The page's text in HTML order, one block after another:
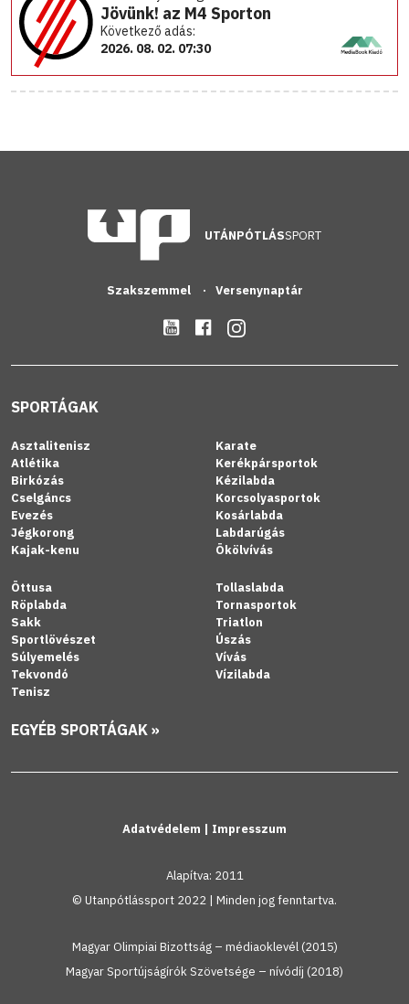
Jövünk! az M4 Sporton
Következő adás:
2026. 08. 02. 07:30
UTÁNPÓTLÁSSPORT
Szakszemmel Versenynaptár
SPORTÁGAK
Asztalitenisz
Atlétika
Birkózás
Cselgáncs
Evezés
Jégkorong
Kajak-kenu
Karate
Kerékpársportok
Kézilabda
Korcsolyasportok
Kosárlabda
Labdarúgás
Ökölvívás
Öttusa
Röplabda
Sakk
Sportlövészet
Súlyemelés
Tekvondó
Tenisz
Tollaslabda
Tornasportok
Triatlon
Úszás
Vívás
Vízilabda
EGYÉB SPORTÁGAK »
Adatvédelem | Impresszum
Alapítva: 2011
© Utanpótlássport 2022 | Minden jog fenntartva.
Magyar Olimpiai Bizottság – médiaoklevél (2015)
Magyar Sportújságírók Szövetsége – nívódíj (2018)